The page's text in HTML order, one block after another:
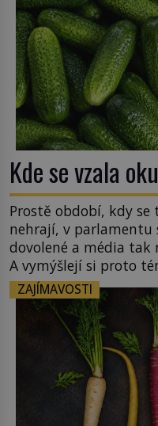
Kde se vzala
Prostě období, kdy se
nehrají, v parlamentu
dovolené a média
A vymýšlejí si proto
nezajímají. Proč je
zrovna s okurkami?
od poloviny 19.
ZAJÍMAVOSTI